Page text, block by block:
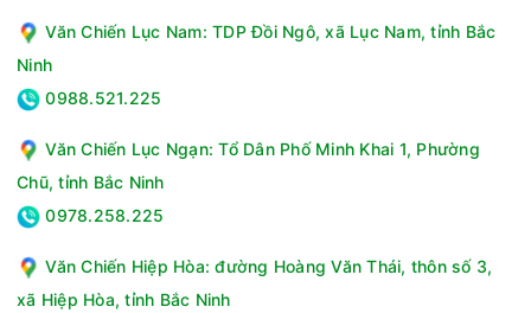
Năm ra mắt:2024
Kích thước - Khối lượng:Cao 40 cm - Ngang 22.8 cm - Sâu
26.5 cm - Nặng 4.3 kg
Thương hiệu của:Việt Nam
Hãng:Kangaroo.
Văn Chiến Lục Nam: TDP Đồi Ngô, xã Lục Nam, tỉnh Bắc
Ninh
0988.521.225
Văn Chiến Lục Ngạn: Tổ Dân Phố Minh Khai 1, Phường
Chũ, tỉnh Bắc Ninh
0978.258.225
Văn Chiến Hiệp Hòa: đường Hoàng Văn Thái, thôn số 3,
xã Hiệp Hòa, tỉnh Bắc Ninh